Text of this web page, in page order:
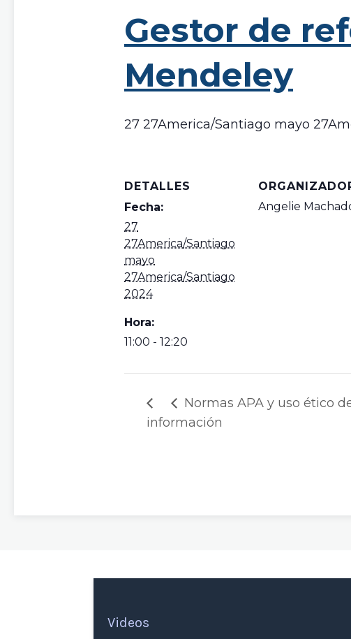
Gestor de
Mendeley
27 27America/Santiago mayo
DETALLES
Fecha:
27
27America/Santiago
mayo
27America/Santiago
2024
Hora:
11:00 - 12:20
Angelie
Normas APA y uso ético
información
Videos